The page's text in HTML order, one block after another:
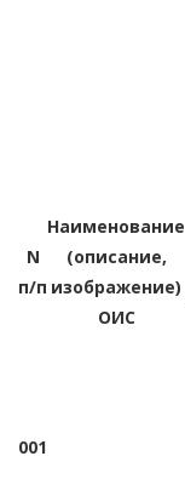
N
п/п
Наименование
(описание,
изображение)
ОИС
001